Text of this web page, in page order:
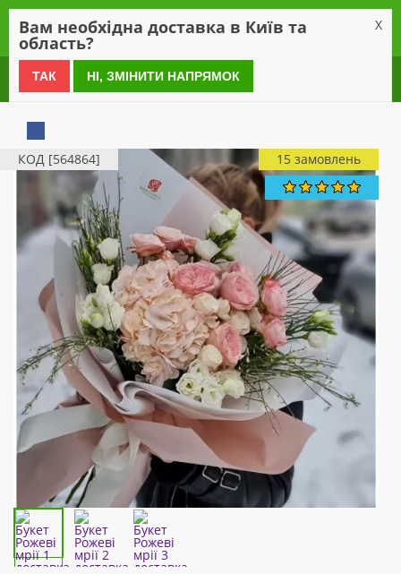
0 800 21 54 55
КОД [564864] 15 замовлень
Вам необхідна доставка в Київ та
область?
X
ТАК НІ, ЗМІНИТИ НАПРЯМОК